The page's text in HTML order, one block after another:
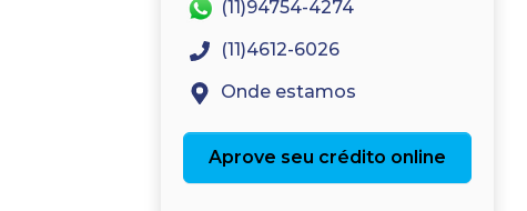
(11)94754-4274
(11)4612-6026
Onde estamos
Aprove seu crédito online